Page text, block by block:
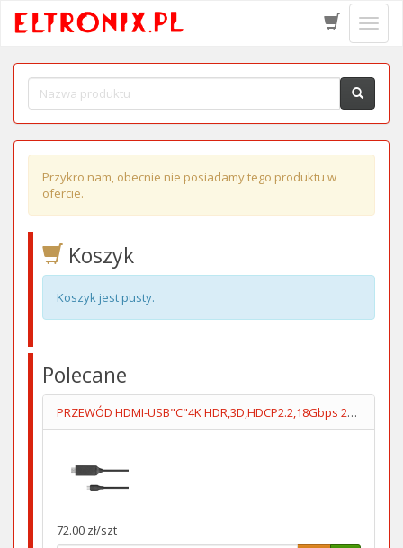
menu
Przykro nam, obecnie nie posiadamy tego produktu w
ofercie.
Koszyk
Koszyk jest pusty.
Polecane
PRZEWÓD HDMI-USB"C"4K HDR,3D,HDCP2.2,18Gbps 2m KM1249
72.00 zł/szt